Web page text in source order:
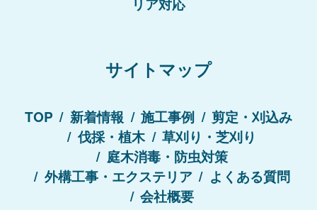
リア対応
サイトマップ
TOP 新着情報 施工事例
剪定・刈込み
伐採・植木
草刈り・芝刈り
庭木消毒・防虫対策
外構工事・エクステリア
よくある質問
会社概要